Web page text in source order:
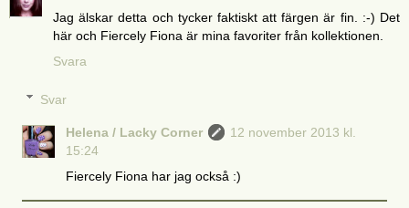
Jag älskar detta och tycker faktiskt att färgen är fin. :-) Det
här och Fiercely Fiona är mina favoriter från kollektionen.
Svara
Svar
Helena / Lacky Corner
12 november 2013 kl.
15:24
Fiercely Fiona har jag också :)